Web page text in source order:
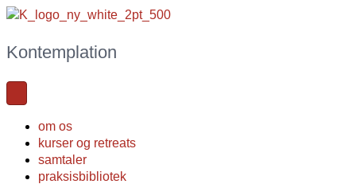
Kontemplation
om os
kurser og retreats
samtaler
praksisbibliotek